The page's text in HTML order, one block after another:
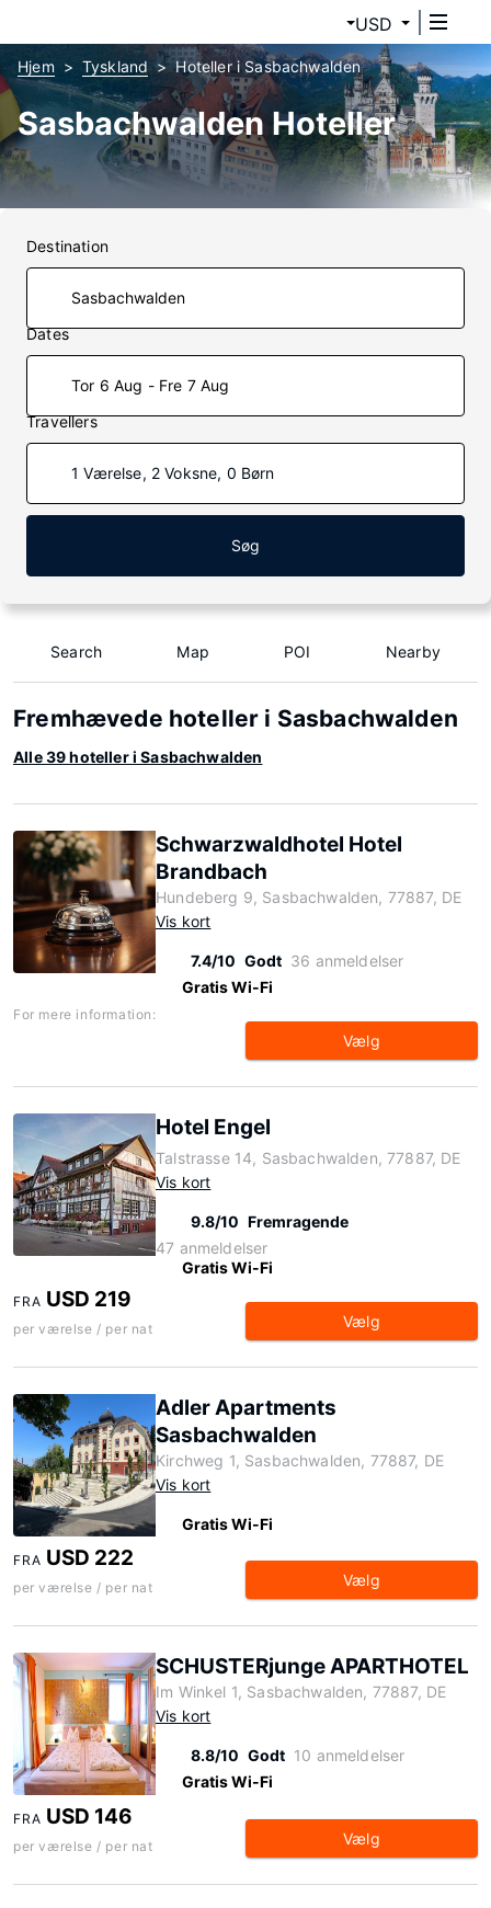
USD
Hjem Tyskland Hoteller i Sasbachwalden
Sasbachwalden Hoteller
Destination
Dates
Tor 6 Aug - Fre 7 Aug
Travellers
1 Værelse, 2 Voksne, 0 Børn
Søg
Search Map POI Nearby
Fremhævede hoteller i Sasbachwalden
Alle 39 hoteller i Sasbachwalden
Schwarzwaldhotel Hotel
Brandbach
Hundeberg 9, Sasbachwalden, 77887, DE
Vis kort
7.4/10 Godt 36 anmeldelser
Gratis Wi-Fi
For mere information:
Vælg
Hotel Engel
Talstrasse 14, Sasbachwalden, 77887, DE
Vis kort
9.8/10 Fremragende
47 anmeldelser
Gratis Wi-Fi
FRA USD 219
per værelse / per nat Vælg
Adler Apartments
Sasbachwalden
Kirchweg 1, Sasbachwalden, 77887, DE
Vis kort
Gratis Wi-Fi
FRA USD 222
per værelse / per nat Vælg
SCHUSTERjunge APARTHOTEL
Im Winkel 1, Sasbachwalden, 77887, DE
Vis kort
8.8/10 Godt 10 anmeldelser
Gratis Wi-Fi
FRA USD 146
per værelse / per nat Vælg